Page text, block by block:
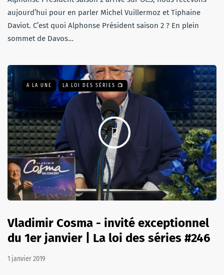
aujourd’hui pour en parler Michel Vuillermoz et Tiphaine
Daviot. C’est quoi Alphonse Président saison 2 ? En plein
sommet de Davos…
A LA UNE LA LOI DES SÉRIES 📺
Vladimir Cosma - invité exceptionnel
du 1er janvier | La loi des séries #246
1 janvier 2019